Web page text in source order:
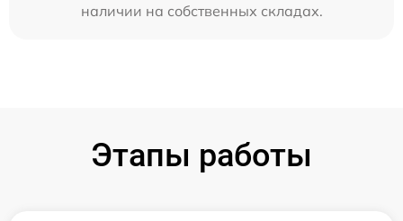
наличии на собственных складах.
Этапы работы